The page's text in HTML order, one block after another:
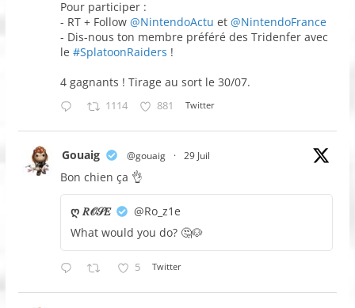
Pour participer :
- RT + Follow @NintendoActu et @NintendoFrance
- Dis-nous ton membre préféré des Tridenfer avec
le #SplatoonRaiders !
4 gagnants ! Tirage au sort le 30/07.
1114 881 Twitter
Gouaig @gouaig · 29 Juil
Bon chien ça 👌
ღ 𝑅𝒪𝒮𝐸
@Ro_z1e
What would you do? 🤔🐶
5 Twitter